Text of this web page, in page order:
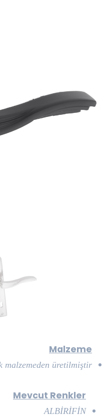
Malzeme
malzemeden üretilmiştir.
Mevcut Renkler
ALBİRİFİN